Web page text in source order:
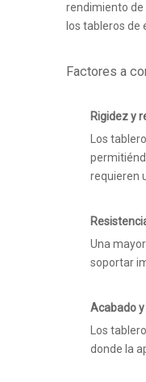
rendimiento de
los tableros de
Factores a
Rigidez y
Los
requieren
Una
soportar
Acabado
Los
donde la